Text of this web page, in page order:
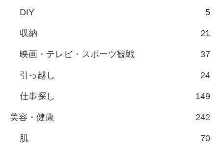
DIY 5
収納 21
映画・テレビ・スポーツ観戦 37
引っ越し 24
仕事探し 149
美容・健康 242
肌 70